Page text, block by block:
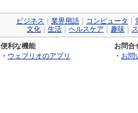
ビジネス 業界用語 コンピュータ
文化
生活 ヘルスケア 趣味
便利な機能
・ ウェブリオのアプリ
お問合
・ お問